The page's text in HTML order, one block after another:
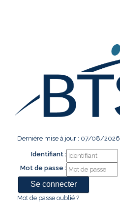
Dernière mise à jour : 07/08/2026
Identifiant :
Mot de passe :
Mot de passe oublié ?